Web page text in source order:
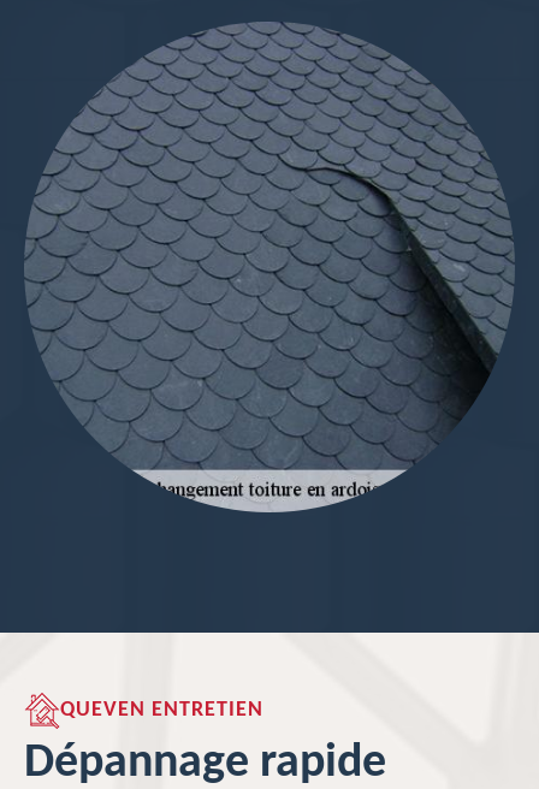
QUEVEN ENTRETIEN
Dépannage rapide